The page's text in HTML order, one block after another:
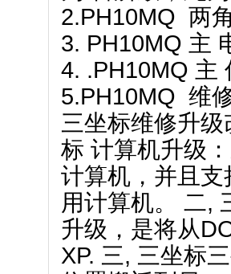
2.PH10MQ 两
3. PH10MQ 主
4. .PH10MQ 主
5.PH10MQ 维
三坐标维修升
标 计算机升级
计算机，并且
用计算机。 二,
升级，是将从
XP. 三, 三坐标